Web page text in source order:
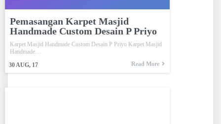
Pemasangan Karpet Masjid
Handmade Custom Desain P Priyo
30AUG, 17
Karpet Masjid Handmade Custom Desain P Priyo Karpet Masjid
Handmade…
Read More